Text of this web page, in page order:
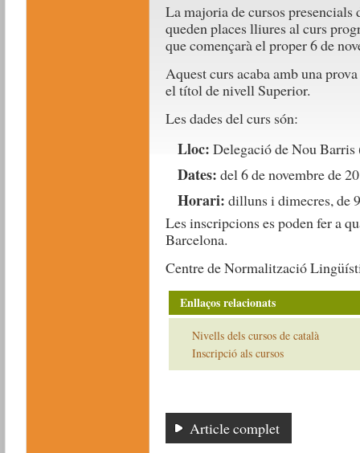
La majoria de cursos presencials
queden places lliures al curs
que començarà el proper 6 de
Aquest curs acaba amb una
el títol de nivell Superior.
Les dades del curs són:
Lloc: Delegació de Nou
Dates: del 6 de novembre de
Horari: dilluns i dimecres, de
Les inscripcions es poden fer a
Barcelona.
Centre de Normalització
Enllaços relacionats
Nivells dels cursos de català
Inscripció als cursos
Article complet